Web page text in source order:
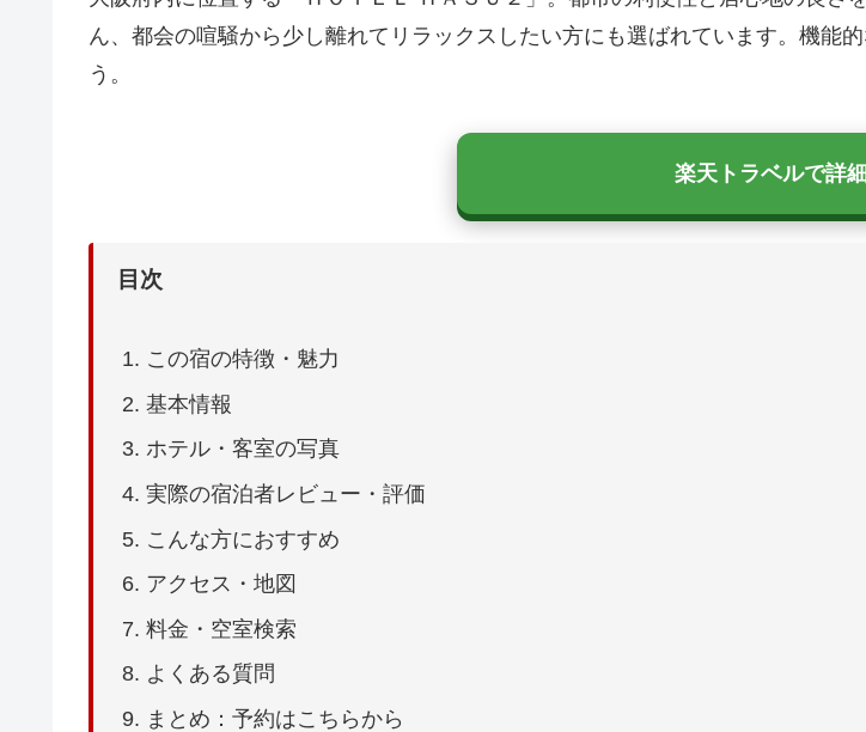
ん、都会の喧騒から少し離れてリラックスしたい方にも選ばれています。機能
う。
楽天トラベルで詳
目次
この宿の特徴・魅力
基本情報
ホテル・客室の写真
実際の宿泊者レビュー・評価
こんな方におすすめ
アクセス・地図
料金・空室検索
よくある質問
まとめ：予約はこちらから